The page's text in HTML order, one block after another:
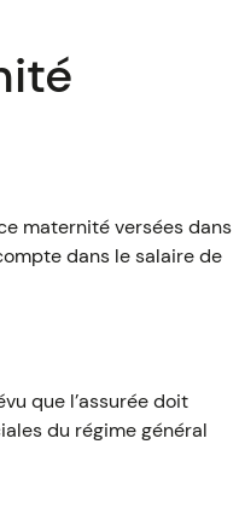
maternité versées dans
dans le salaire de
que l’assurée doit
du régime général